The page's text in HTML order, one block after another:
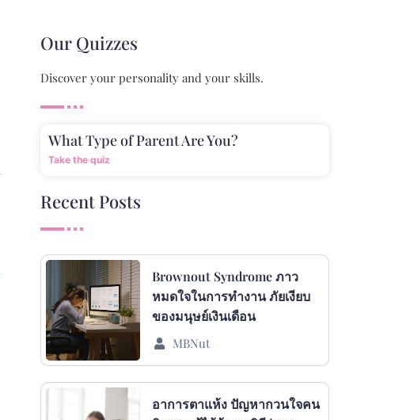
Our Quizzes
Discover your personality and your skills.
What Type of Parent Are You?
Take the quiz
Recent Posts
Brownout Syndrome ภาว
หมดใจในการทำงาน ภัยเงียบ
ของมนุษย์เงินเดือน
MBNut
อาการตาแห้ง ปัญหากวนใจคน